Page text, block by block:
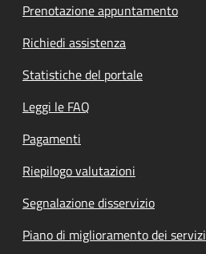
Prenotazione appuntamento
Richiedi assistenza
Statistiche del portale
Leggi le FAQ
Pagamenti
Riepilogo valutazioni
Segnalazione disservizio
Piano di miglioramento dei servizi